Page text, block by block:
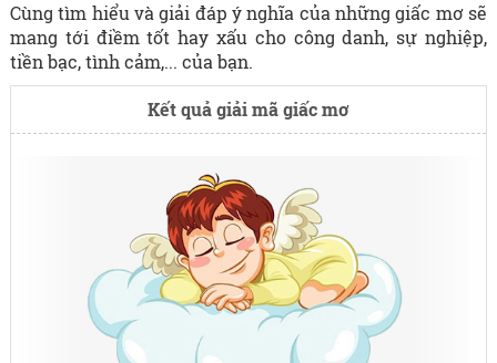
Cùng tìm hiểu và giải đáp ý nghĩa của những giấc mơ sẽ
mang tới điềm tốt hay xấu cho công danh, sự nghiệp,
tiền bạc, tình cảm,... của bạn.
Kết quả giải mã giấc mơ